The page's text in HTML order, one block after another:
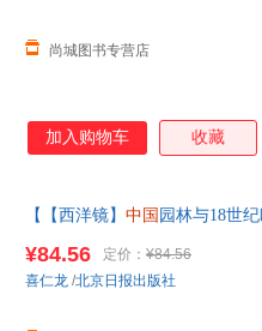
尚城图书专营店
加入购物车 收藏
【【西洋镜】 中国 园林与18世
在线当当客服
¥84.56 定价： ¥84.56
喜仁龙 /北京日报出版社